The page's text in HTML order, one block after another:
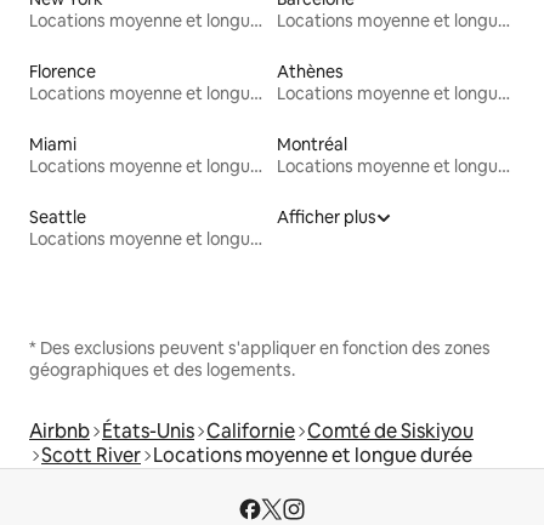
Locations moyenne et longue durée
Locations moyenne et longue durée
Florence
Locations moyenne et longue durée
Athènes
Locations moyenne et longue durée
Miami
Locations moyenne et longue durée
Montréal
Locations moyenne et longue durée
Seattle
Locations moyenne et longue durée
Afficher plus
* Des exclusions peuvent s'appliquer en fonction des zones
géographiques et des logements.
Airbnb États-Unis Californie Comté de Siskiyou
Scott River Locations moyenne et longue durée